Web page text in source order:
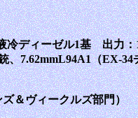
冷ディーゼル1基 出力
7.62mmL94A1（EX-34
＆ヴィークルズ部門）